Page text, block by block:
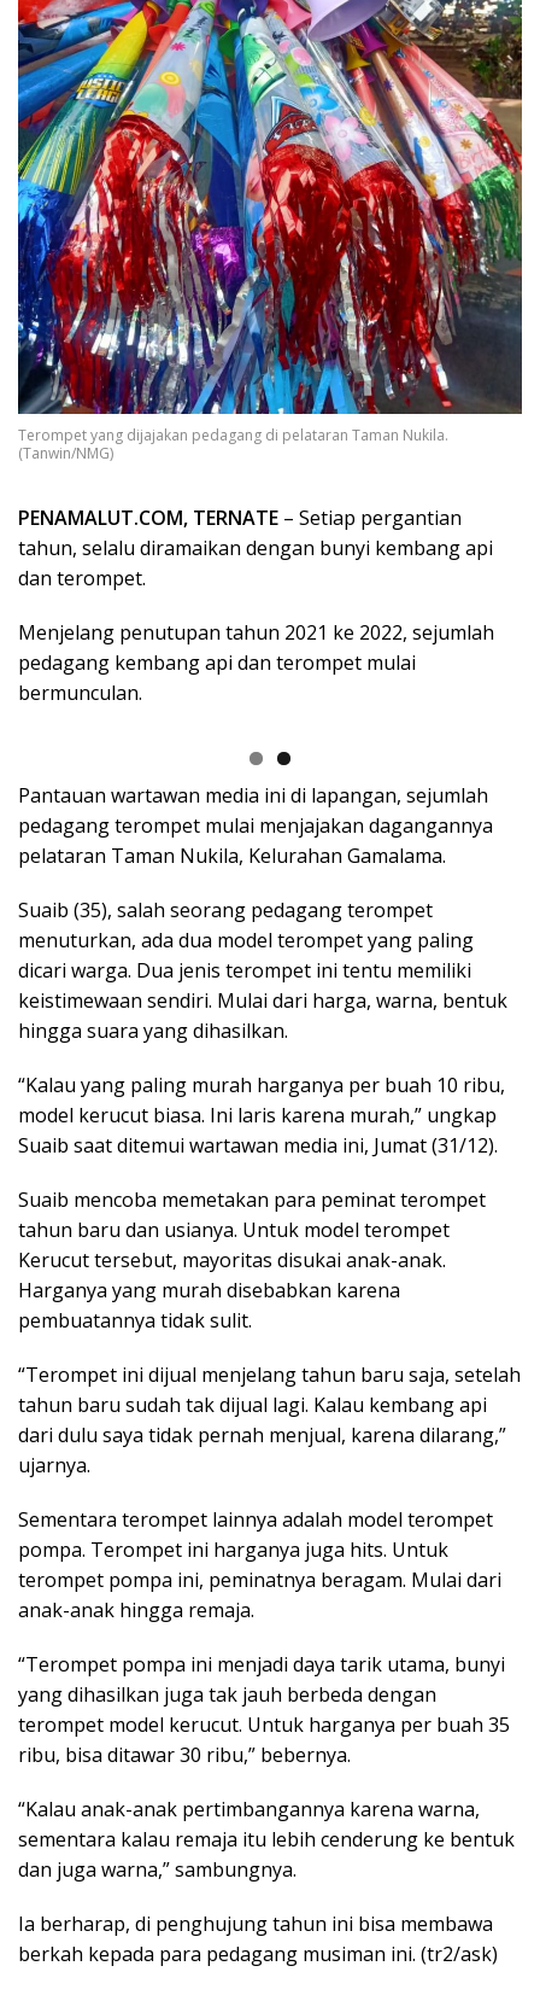
Terompet yang dijajakan pedagang di pelataran Taman Nukila.
(Tanwin/NMG)
PENAMALUT.COM, TERNATE – Setiap pergantian
tahun, selalu diramaikan dengan bunyi kembang api
dan terompet.
Menjelang penutupan tahun 2021 ke 2022, sejumlah
pedagang kembang api dan terompet mulai
bermunculan.
Pantauan wartawan media ini di lapangan, sejumlah
pedagang terompet mulai menjajakan dagangannya
pelataran Taman Nukila, Kelurahan Gamalama.
Suaib (35), salah seorang pedagang terompet
menuturkan, ada dua model terompet yang paling
dicari warga. Dua jenis terompet ini tentu memiliki
keistimewaan sendiri. Mulai dari harga, warna, bentuk
hingga suara yang dihasilkan.
“Kalau yang paling murah harganya per buah 10 ribu,
model kerucut biasa. Ini laris karena murah,” ungkap
Suaib saat ditemui wartawan media ini, Jumat (31/12).
Suaib mencoba memetakan para peminat terompet
tahun baru dan usianya. Untuk model terompet
Kerucut tersebut, mayoritas disukai anak-anak.
Harganya yang murah disebabkan karena
pembuatannya tidak sulit.
“Terompet ini dijual menjelang tahun baru saja, setelah
tahun baru sudah tak dijual lagi. Kalau kembang api
dari dulu saya tidak pernah menjual, karena dilarang,”
ujarnya.
Sementara terompet lainnya adalah model terompet
pompa. Terompet ini harganya juga hits. Untuk
terompet pompa ini, peminatnya beragam. Mulai dari
anak-anak hingga remaja.
“Terompet pompa ini menjadi daya tarik utama, bunyi
yang dihasilkan juga tak jauh berbeda dengan
terompet model kerucut. Untuk harganya per buah 35
ribu, bisa ditawar 30 ribu,” bebernya.
“Kalau anak-anak pertimbangannya karena warna,
sementara kalau remaja itu lebih cenderung ke bentuk
dan juga warna,” sambungnya.
Ia berharap, di penghujung tahun ini bisa membawa
berkah kepada para pedagang musiman ini. (tr2/ask)